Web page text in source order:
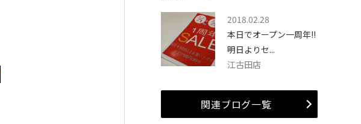
2018.02.28
本日でオープン一周年!!
明日よりセ...
江古田店
関連ブログ一覧